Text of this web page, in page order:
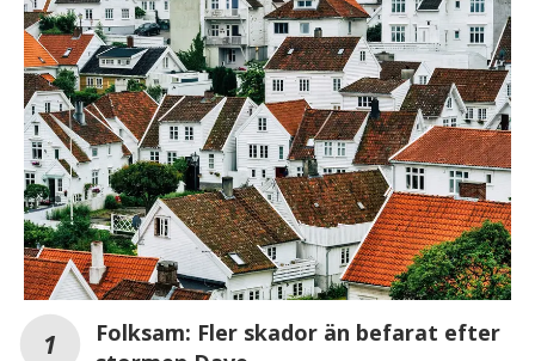
Folksam: Fler skador än befarat efter